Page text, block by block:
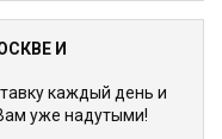
И
каждый день и
уже надутыми!